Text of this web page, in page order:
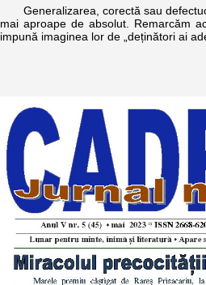
Generalizarea, corectă sau
mai aproape de absolut. Remarcăm
impună imaginea lor de „deținători ai